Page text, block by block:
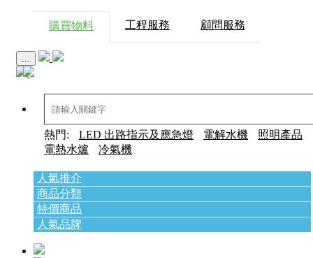
購買物料 工程服務 顧問服務
...
熱門: LED 出路指示及應急燈 電解水機
照明產品
電熱水爐
冷氣機
人氣推介
商品分類
特價商品
人氣品牌